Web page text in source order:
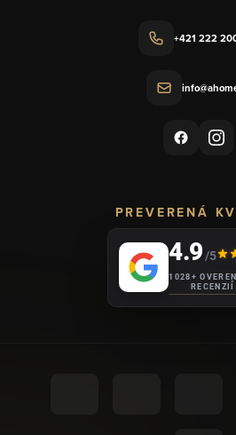
+421 222
PREVERENÁ
4.9/5
1028+
RECENZIÍ